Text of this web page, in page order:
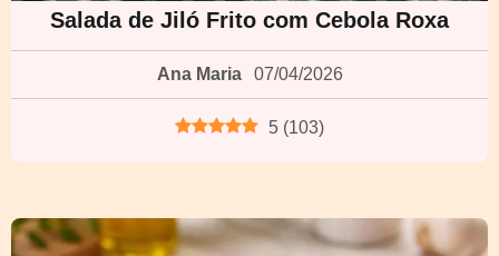
Salada de Jiló Frito com Cebola Roxa
Ana Maria 07/04/2026
5 (103)